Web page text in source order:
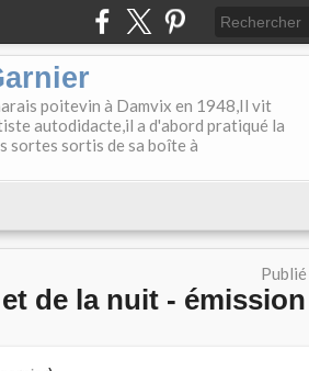
poitevin à Damvix en 1948,Il vit
autodidacte,il a d'abord pratiqué la
sortes sortis de sa boîte à
de la nuit -